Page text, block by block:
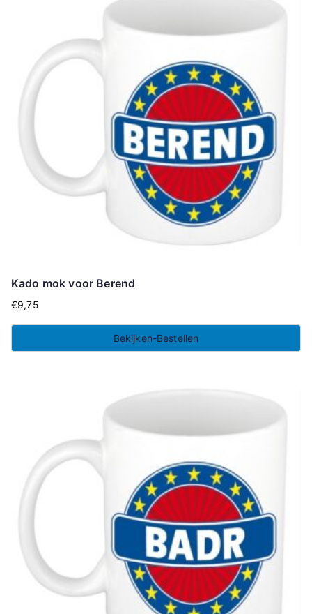
Kado mok voor Berend
€9,75
Bekijken-Bestellen